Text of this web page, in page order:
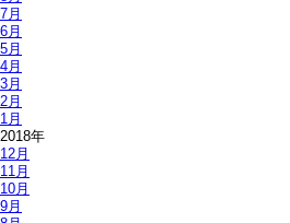
7月
6月
5月
4月
3月
2月
1月
2018年
12月
11月
10月
9月